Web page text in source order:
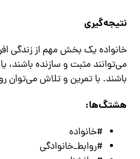
نتیجه‌گیری
خانواده یک بخش مهم از زندگی
می‌توانند مثبت و سازنده باشند،
باشند. با تمرین و تلاش می‌توان
هشتگ‌ها:
#خانواده
#روابط_خانوادگی